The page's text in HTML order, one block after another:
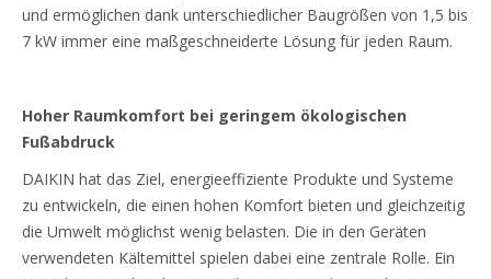
und ermöglichen dank unterschiedlicher Baugrößen von 1,5 bis
7 kW immer eine maßgeschneiderte Lösung für jeden Raum.
Hoher Raumkomfort bei geringem ökologischen
Fußabdruck
DAIKIN hat das Ziel, energieeffiziente Produkte und Systeme
zu entwickeln, die einen hohen Komfort bieten und gleichzeitig
die Umwelt möglichst wenig belasten. Die in den Geräten
verwendeten Kältemittel spielen dabei eine zentrale Rolle. Ein